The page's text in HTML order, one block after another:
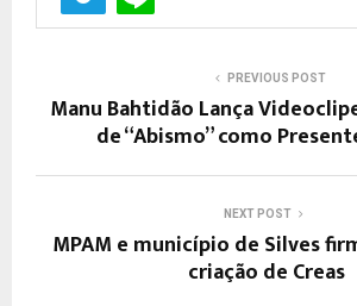
PREVIOUS POST
Manu Bahtidão Lança
de “Abismo” como
NEXT POST
MPAM e município de Silves
criação de Creas